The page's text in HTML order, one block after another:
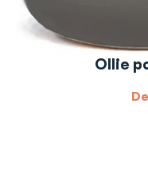
Ollie